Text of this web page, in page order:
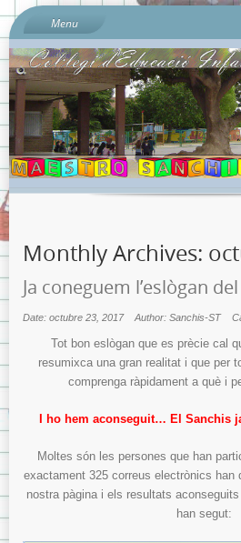
Menu
Inici
Sobre l’escola
Documents del Centre:
Per què «Sanchis Almiñano»?
L’ombú: el nostre preciós arbre
On és l’escola?
Calendari escolar 2023-2024
Contacta amb nosaltres…
Banc de Llibres
Llibres de text Curs 2023-2024 i
per nivells.
Menjador
Menús del menjador.
Model de tíquet de menjador.
Monthly Archives:
Ja coneguem l’eslògan
Date: octubre 23, 2017 Author: Sanchis-ST
Tot bon eslògan que es prècie cal
resumixca una gran realitat i que per
comprenga ràpidament a què i
I ho hem aconseguit… El Sanchis
Moltes són les persones que han
exactament 325 correus electrònics
nostra pàgina i els resultats
han segut: